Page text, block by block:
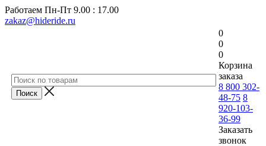
Работаем Пн-Пт 9.00 : 17.00
zakaz@hideride.ru
0
0
0
Корзина
заказа
8 800 302-
48-75 8
920-103-
36-99
Заказать
звонок